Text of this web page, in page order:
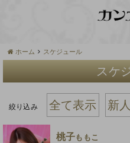
ホーム スケジュール
スケ
絞り込み 全て表示 新人
桃子ももこ